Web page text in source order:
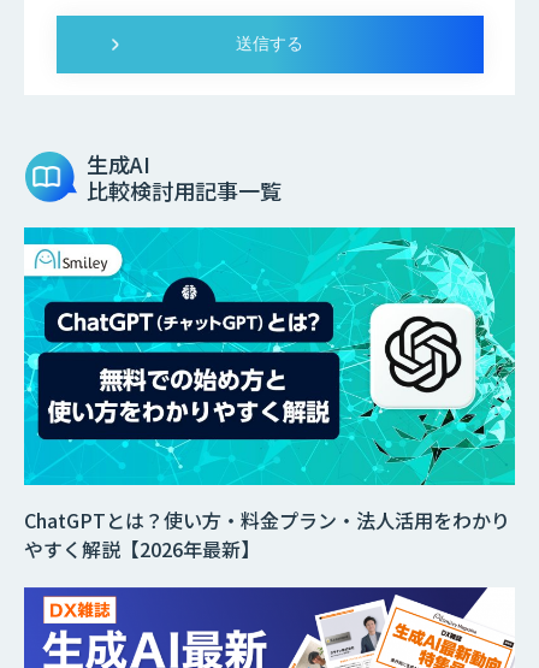
生成AI
比較検討用記事一覧
ChatGPTとは？使い方・料金プラン・法人活用をわかり
やすく解説【2026年最新】